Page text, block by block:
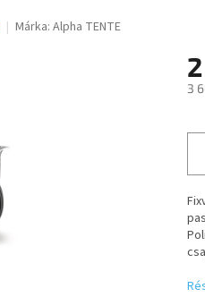
Márka: Alpha TENTE
3